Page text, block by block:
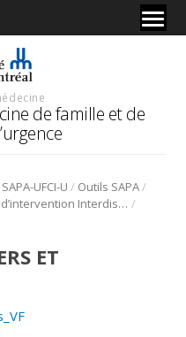
de famille et de
UFCI-U / Outils SAPA/
Plan d’intervention Interdisciplinaire (PII) /
ET